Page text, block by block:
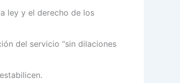
ley y el derecho de los
del servicio “sin dilaciones